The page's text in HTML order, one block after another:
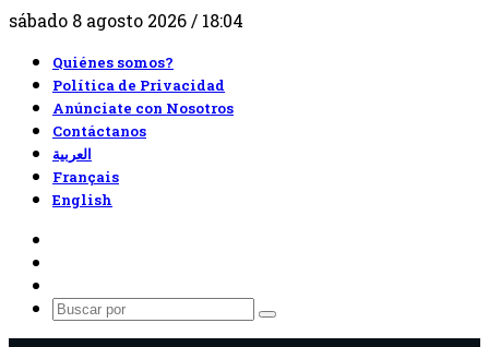
sábado 8 agosto 2026 / 18:04
Quiénes somos?
Política de Privacidad
Anúnciate con Nosotros
Contáctanos
العربية
Français
English
Buscar
por